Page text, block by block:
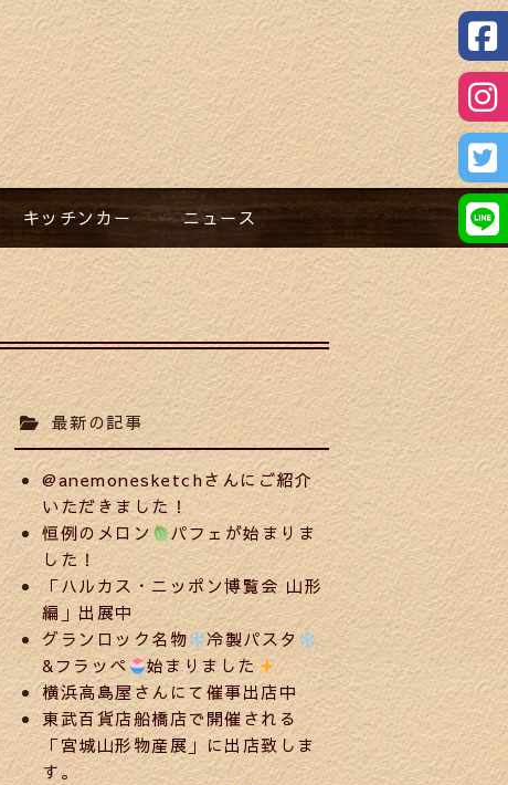
キッチンカー​ ニュース​
最新の記事
@anemonesketchさんにご紹介
いただきました！
恒例のメロン
パフェが始まりま
した！
「ハルカス・ニッポン博覧会 山形
編」出展中
グランロック名物
冷製パスタ
&フラッペ
始まりました
横浜高島屋さんにて催事出店中
東武百貨店船橋店で開催される
「宮城山形物産展」に出店致しま
す。